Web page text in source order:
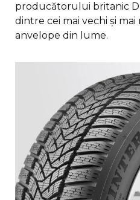
producătorului britanic
dintre cei mai vechi și
anvelope din lume.